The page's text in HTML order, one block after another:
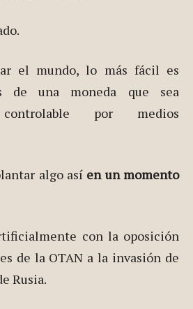
el mundo, lo más fácil es
de una moneda que sea
controlable por medios
algo así en un momento
con la oposición
de la OTAN a la invasión de
Rusia.